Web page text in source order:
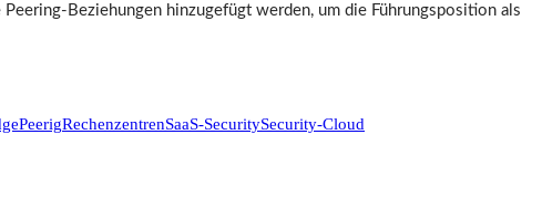
Beziehungen hinzugefügt werden, um die Führungsposition als
PeerigRechenzentrenSaaS-SecuritySecurity-Cloud